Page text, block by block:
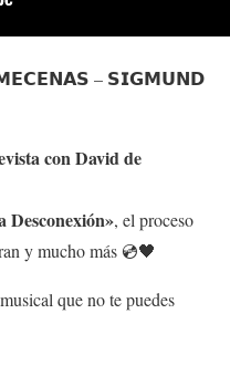
– 𝗦𝗜𝗚𝗠𝗨𝗡𝗗
con David de
Desconexión», el proceso
y mucho más 💿🖤
que no te puedes